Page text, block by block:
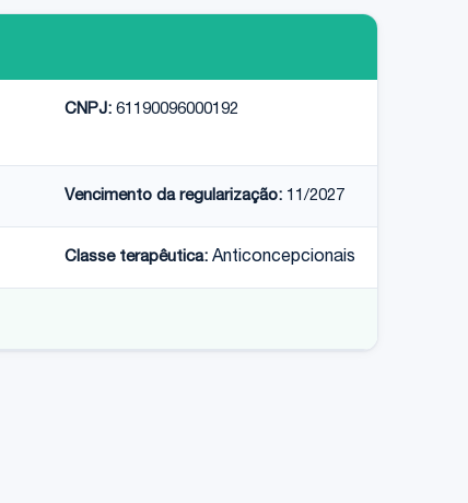
CNPJ: 61190096000192
Vencimento da regularização: 11/2027
Classe terapêutica: Anticoncepcionais